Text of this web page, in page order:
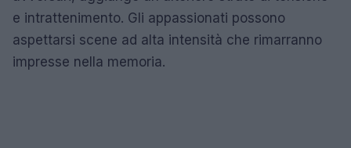
e intrattenimento. Gli appassionati possono
aspettarsi scene ad alta intensità che rimarranno
impresse nella memoria.